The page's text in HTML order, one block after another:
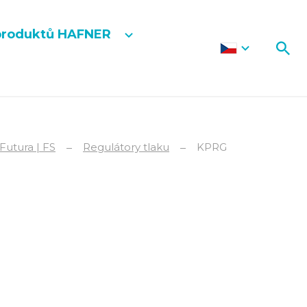
HAFNER
| FS Regulátory tlaku KPRG